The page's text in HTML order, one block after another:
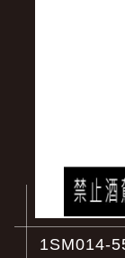
1SM014-